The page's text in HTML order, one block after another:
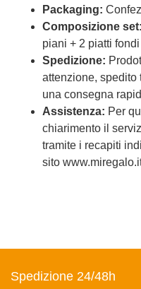
Packaging:
Composizione set:
piani + 2 piatti
Spedizione:
attenzione, spedito
una consegna
Assistenza: Per
chiarimento il
tramite i recapiti
sito
Spedizione 24/48h